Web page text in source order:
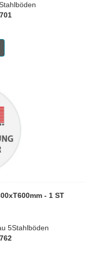
- 1 ST
5Stahlböden